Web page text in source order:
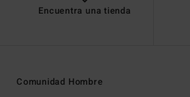
Encuentra una tienda
Comunidad Hombre